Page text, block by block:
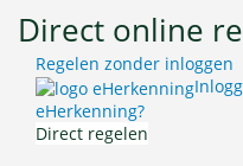
Direct online
Regelen zonder inloggen
eHerkenning?
Direct regelen